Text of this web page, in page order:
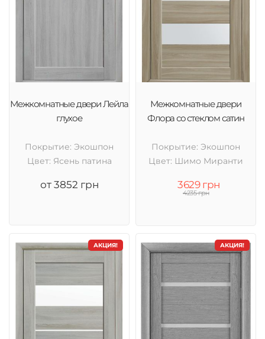
Межкомнатные двери Лейла
глухое
Покрытие: Экошпон
Цвет: Ясень патина
от 3852 грн
Межкомнатные двери
Флора со стеклом сатин
Покрытие: Экошпон
Цвет: Шимо Миранти
3629 грн
4235 грн
АКЦИЯ! АКЦИЯ!